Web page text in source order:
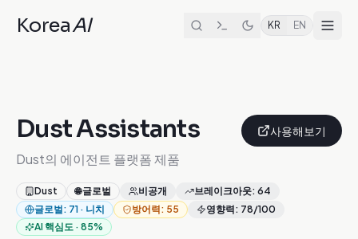
KoreaAI KR EN
Dust Assistants
Dust의 에이전트 플랫폼 제품
사용해보기
Dust 🌐글로벌 비공개 브레이크아웃: 64
글로벌: 71 · 니치 방어력: 55 영향력: 78/100
AI 핵심도 · 85%